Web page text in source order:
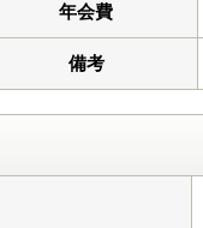
年会費
備考